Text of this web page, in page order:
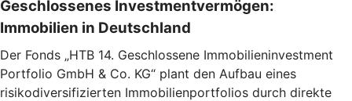
Geschlossenes Investmentvermögen:
Immobilien in Deutschland
Der Fonds „HTB 14. Geschlossene Immobilieninvestment
Portfolio GmbH & Co. KG“ plant den Aufbau eines
risikodiversifizierten Immobilienportfolios durch direkte